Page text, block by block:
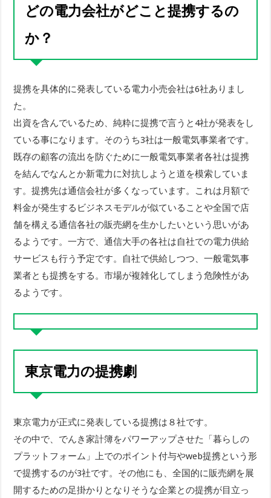
どの電力会社がどこと提携するの
か？
提携を具体的に発表している電力小売会社は6社ありまし
た。
出資を含んでいるため、純粋に提携で言うと4社が発表をし
ている事になります。そのうち3社は一般電気事業者です。
既存の顧客の流出を防ぐために一般電気事業者各社は提携
を結んでなんとか新電力に対抗しようと道を模索していま
す。提携先は通信会社が多くなっています。これは月額で
料金が発生するビジネスモデルが似ていることや全国で店
舗を構える通信各社の販売網を生かしたいという思いがあ
るようです。一方で、通信大手の各社は自社での電力供給
サービスも行う予定です。自社で供給しつつ、一般電気事
業者とも提携をする。市場が複雑化してしまう危険性があ
るようです。
東京電力の提携劇
東京電力が正式に発表している提携は８社です。
その中で、でんき家計簿をパワーアップさせた「暮らしの
プラットフォーム」上でのポイント付与やweb提携という形
で提携するのが3社です。その他にも、全国的に販売網を展
開するための足掛かりとなりそうな企業との提携が目立っ